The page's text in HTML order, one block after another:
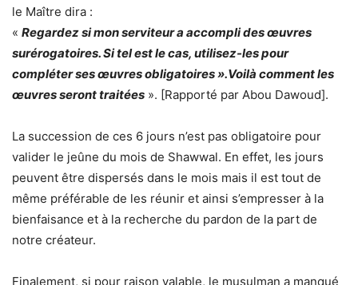
le Maître dira :
« Regardez si mon serviteur a accompli des œuvres
surérogatoires. Si tel est le cas, utilisez-les pour
compléter ses œuvres obligatoires ».Voilà comment les
œuvres seront traitées ». [Rapporté par Abou Dawoud].
La succession de ces 6 jours n’est pas obligatoire pour
valider le jeûne du mois de Shawwal. En effet, les jours
peuvent être dispersés dans le mois mais il est tout de
même préférable de les réunir et ainsi s’empresser à la
bienfaisance et à la recherche du pardon de la part de
notre créateur.
Finalement, si pour raison valable, le musulman a manqué